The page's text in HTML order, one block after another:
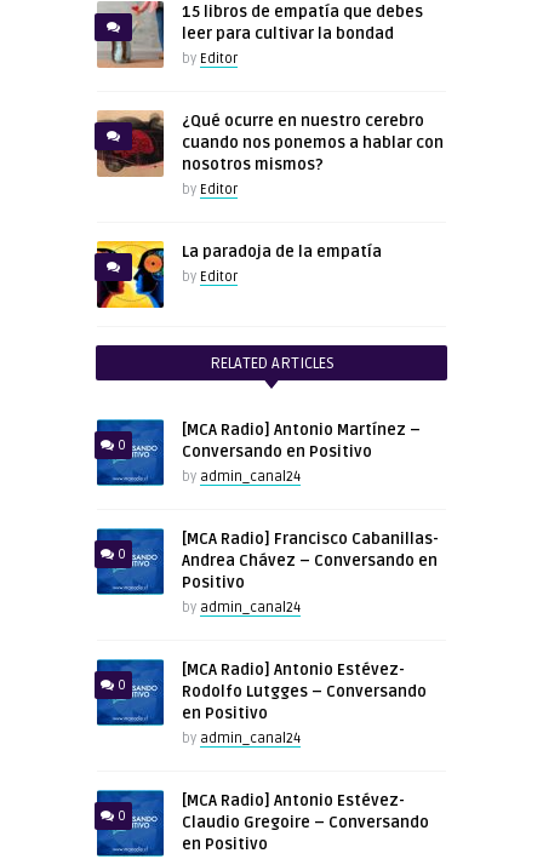
15 libros de empatía que debes
leer para cultivar la bondad
by Editor
¿Qué ocurre en nuestro cerebro
cuando nos ponemos a hablar con
nosotros mismos?
by Editor
La paradoja de la empatía
by Editor
RELATED ARTICLES
0
[MCA Radio] Antonio Martínez –
Conversando en Positivo
by admin_canal24
0
[MCA Radio] Francisco Cabanillas-
Andrea Chávez – Conversando en
Positivo
by admin_canal24
0
[MCA Radio] Antonio Estévez-
Rodolfo Lutgges – Conversando
en Positivo
by admin_canal24
0
[MCA Radio] Antonio Estévez-
Claudio Gregoire – Conversando
en Positivo